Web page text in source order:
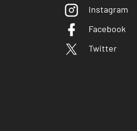
Instagram
Facebook
Twitter